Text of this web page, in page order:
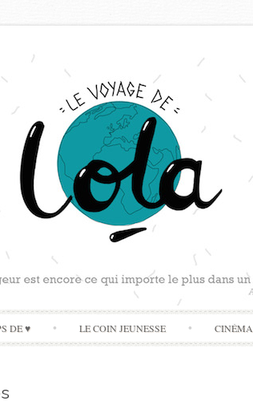
Skip
to
DE ♥ LE COIN JEUNESSE CINÉMA